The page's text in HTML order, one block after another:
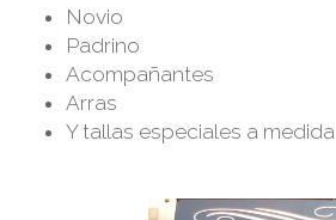
Novio
Padrino
Acompañantes
Arras
Y tallas especiales a medida